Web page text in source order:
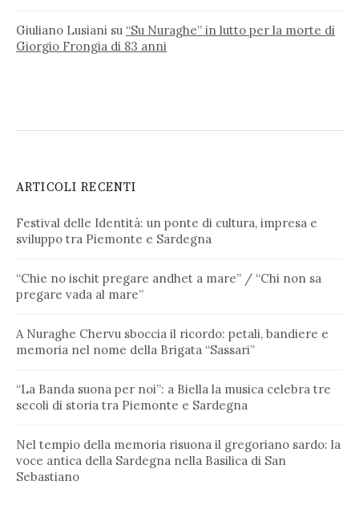
Giuliano Lusiani su “Su Nuraghe” in lutto per la morte di
Giorgio Frongia di 83 anni
ARTICOLI RECENTI
Festival delle Identità: un ponte di cultura, impresa e
sviluppo tra Piemonte e Sardegna
“Chie no ischit pregare andhet a mare” / “Chi non sa
pregare vada al mare”
A Nuraghe Chervu sboccia il ricordo: petali, bandiere e
memoria nel nome della Brigata “Sassari”
“La Banda suona per noi”: a Biella la musica celebra tre
secoli di storia tra Piemonte e Sardegna
Nel tempio della memoria risuona il gregoriano sardo: la
voce antica della Sardegna nella Basilica di San
Sebastiano